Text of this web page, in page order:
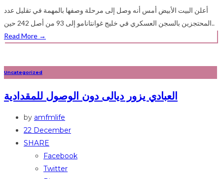
أعلن البيت الأبيض أمس أنه وصل إلى مرحلة وصفها بالمهمة في تقليل عدد
المحتجزين بالسجن العسكري في خليج غوانتانامو إلى 93 من أصل 242 حين..
Read More →
Uncategorized
العبادي يزور ديالى دون الوصول للمقدادية
by amfmlife
22 December
SHARE
Facebook
Twitter